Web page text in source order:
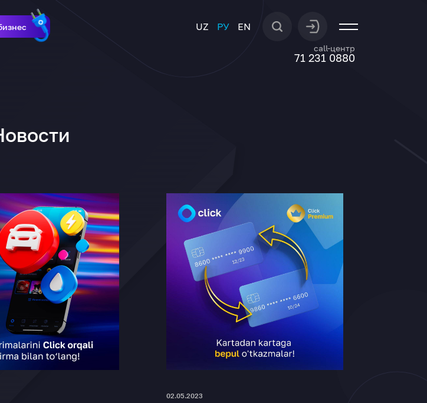
call-центр
71 231 0880
UZ РУ EN
02.05.2023